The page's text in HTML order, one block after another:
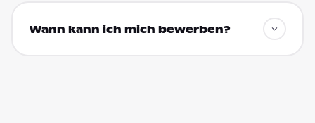
Wann kann ich mich bewerben?